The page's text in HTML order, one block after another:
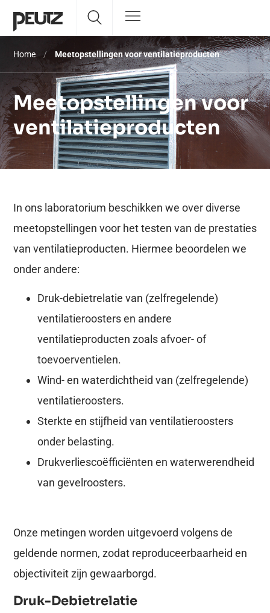
Home / Meetopstellingen voor ventilatieproducten
Meetopstellingen voor
ventilatieproducten
In ons laboratorium beschikken we over diverse
meetopstellingen voor het testen van de prestaties
van ventilatieproducten. Hiermee beoordelen we
onder andere:
Druk-debietrelatie van (zelfregelende)
ventilatieroosters en andere
ventilatieproducten zoals afvoer- of
toevoerventielen.
Wind- en waterdichtheid van (zelfregelende)
ventilatieroosters.
Sterkte en stijfheid van ventilatieroosters
onder belasting.
Drukverliescoëfficiënten en waterwerendheid
van gevelroosters.
Onze metingen worden uitgevoerd volgens de
geldende normen, zodat reproduceerbaarheid en
objectiviteit zijn gewaarborgd.
Druk-Debietrelatie